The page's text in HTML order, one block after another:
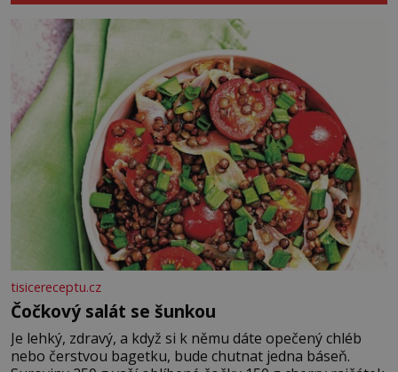
tisicereceptu.cz
Čočkový salát se šunkou
Je lehký, zdravý, a když si k němu dáte opečený chléb
nebo čerstvou bagetku, bude chutnat jedna báseň.